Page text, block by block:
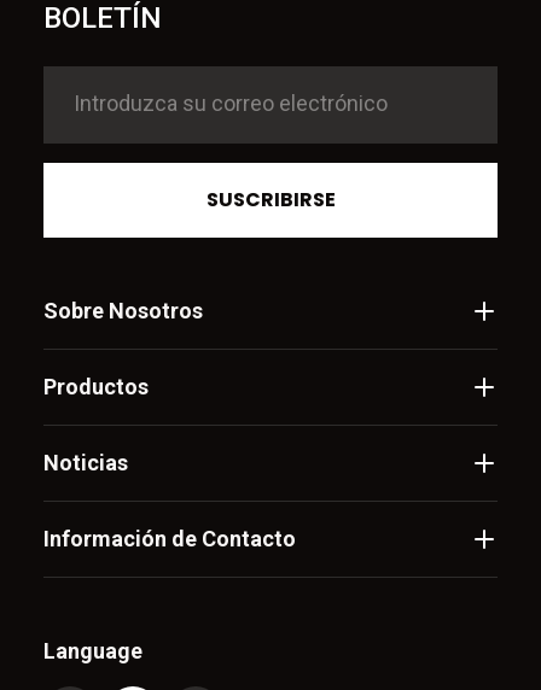
BOLETÍN
SUSCRIBIRSE
Sobre Nosotros
Productos
Noticias
Información de Contacto
Language